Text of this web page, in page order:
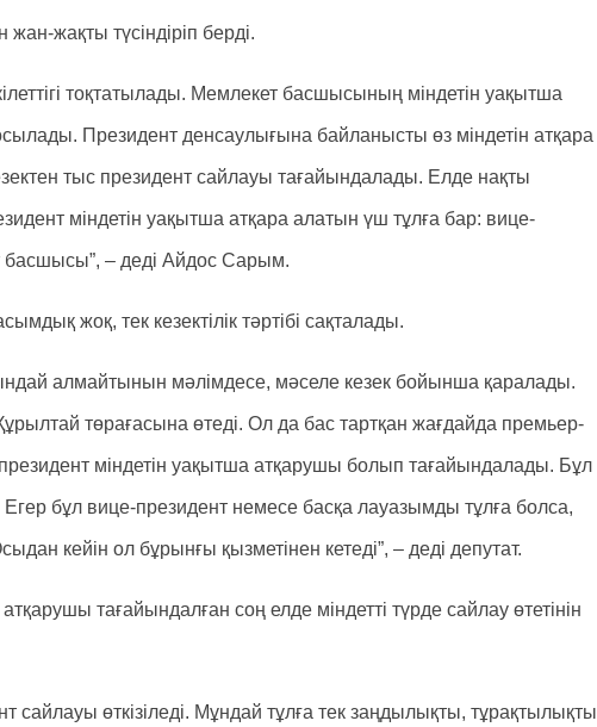
жақты түсіндіріп берді.
тоқтатылады. Мемлекет басшысының міндетін уақытша
Президент денсаулығына байланысты өз міндетін атқара
тыс президент сайлауы тағайындалады. Елде нақты
міндетін уақытша атқара алатын үш тұлға бар: вице-
басшысы”, – деді Айдос Сарым.
жоқ, тек кезектілік тәртібі сақталады.
алмайтынын мәлімдесе, мәселе кезек бойынша қаралады.
төрағасына өтеді. Ол да бас тартқан жағдайда премьер-
міндетін уақытша атқарушы болып тағайындалады. Бұл
бұл вице-президент немесе басқа лауазымды тұлға болса,
кейін ол бұрынғы қызметінен кетеді”, – деді депутат.
тағайындалған соң елде міндетті түрде сайлау өтетінін
сайлауы өткізіледі. Мұндай тұлға тек заңдылықты, тұрақтылықты